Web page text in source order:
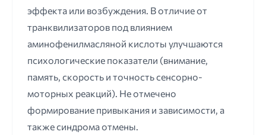
эффекта или возбуждения. В отличие от
транквилизаторов под влиянием
аминофенилмасляной кислоты улучшаются
психологические показатели (внимание,
память, скорость и точность сенсорно-
моторных реакций). Не отмечено
формирование привыкания и зависимости, а
также синдрома отмены.